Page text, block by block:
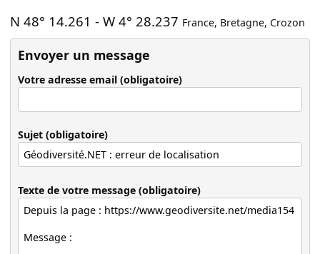
N 48° 14.261 -W 4° 28.237 France, Bretagne, Crozon
Envoyer un message
Votre adresse email (obligatoire)
Sujet (obligatoire)
Texte de votre message (obligatoire)